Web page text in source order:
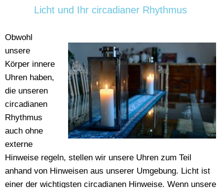
Licht und Ihr circadianer Rhythmus
Obwohl
unsere
Körper innere
Uhren haben,
die unseren
circadianen
Rhythmus
auch ohne
externe
Hinweise regeln, stellen wir unsere Uhren zum Teil
anhand von Hinweisen aus unserer Umgebung. Licht ist
einer der wichtigsten circadianen Hinweise. Wenn unsere